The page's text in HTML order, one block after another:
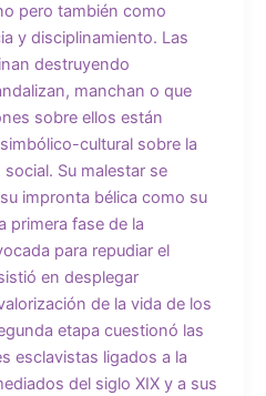
pero también como
y disciplinamiento. Las
destruyendo
manchan o que
sobre ellos están
cultural sobre la
Su malestar se
impronta bélica como su
primera fase de la
para repudiar el
en desplegar
de la vida de los
etapa cuestionó las
esclavistas ligados a la
del siglo XIX y a sus